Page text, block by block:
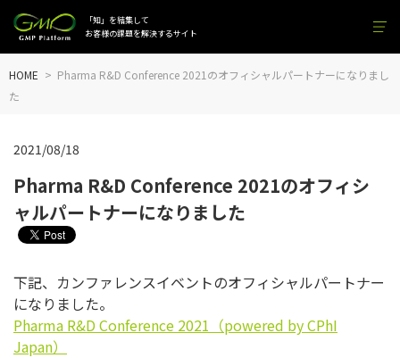
「知」を結集して
お客様の課題を解決するサイト
HOME
Pharma R&D Conference 2021のオフィシャルパートナーになりまし
た
Pharma R&D Conference 2021のオフィシ
ャルパートナーになりました
2021/08/18
下記、カンファレンスイベントのオフィシャルパートナー
になりました。
Pharma R&D Conference 2021（powered by CPhI
Japan）